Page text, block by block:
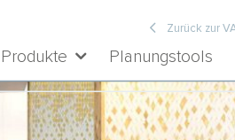
Produkte Planungstools
Zurück zur